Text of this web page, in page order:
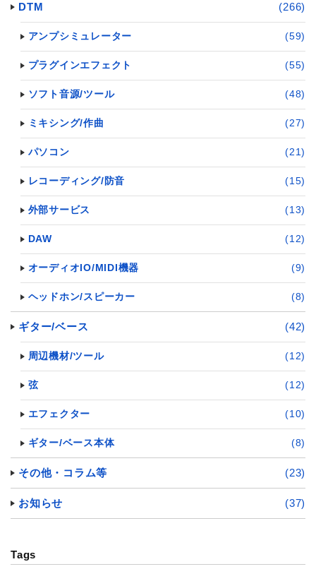
DTM (266)
アンプシミュレーター (59)
プラグインエフェクト (55)
ソフト音源/ツール (48)
ミキシング/作曲 (27)
パソコン (21)
レコーディング/防音 (15)
外部サービス (13)
DAW (12)
オーディオIO/MIDI機器 (9)
ヘッドホン/スピーカー (8)
ギター/ベース (42)
周辺機材/ツール (12)
弦 (12)
エフェクター (10)
ギター/ベース本体 (8)
その他・コラム等 (23)
お知らせ (37)
Tags